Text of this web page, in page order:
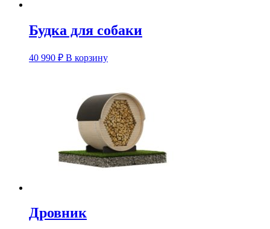
Будка для собаки
40 990 ₽ В корзину
Дровник